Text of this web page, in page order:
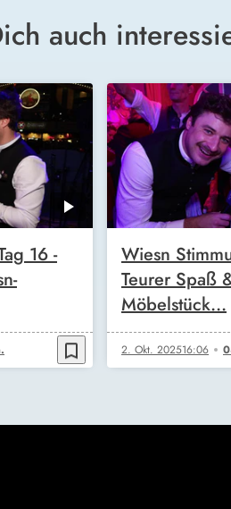
auch
16 -
bookmark_border
Wiesn
Teurer Spaß
Möbelstück…
2. Okt. 202516:06